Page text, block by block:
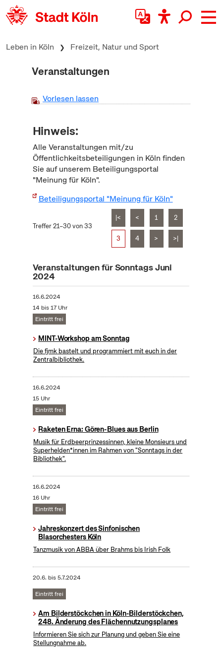
zum Inhalt springen
Leben in Köln Freizeit, Natur und Sport
Veranstaltungen
Vorlesen lassen
Hinweis:
Alle Veranstaltungen mit/zu
Öffentlichkeitsbeteiligungen in Köln finden
Sie auf unserem Beteiligungsportal
"Meinung für Köln".
Beteiligungsportal "Meinung für Köln"
Treffer 21–30 von 33
|< < 1 2
3 4 > >|
Veranstaltungen für Sonntags Juni
2024
16.6.2024
14 bis 17 Uhr
Eintritt frei
MINT-Workshop am Sonntag
Die fjmk bastelt und programmiert mit euch in der
Zentralbibliothek.
16.6.2024
15 Uhr
Eintritt frei
Raketen Erna: Gören-Blues aus Berlin
Musik für Erdbeerprinzessinnen, kleine Monsieurs und
Superhelden*innen im Rahmen von "Sonntags in der
Bibliothek".
16.6.2024
16 Uhr
Eintritt frei
Jahreskonzert des Sinfonischen
Blasorchesters Köln
Tanzmusik von ABBA über Brahms bis Irish Folk
20.6. bis5.7.2024
Eintritt frei
Am Bilderstöckchen in Köln-Bilderstöckchen,
248. Änderung des Flächennutzungsplanes
Informieren Sie sich zur Planung und geben Sie eine
Stellungnahme ab.